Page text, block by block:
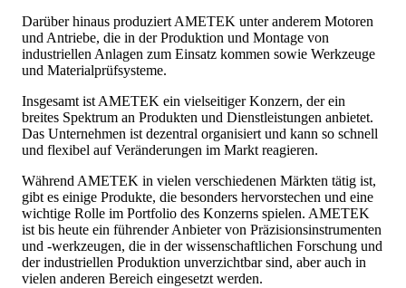
Darüber hinaus produziert AMETEK unter anderem Motoren
und Antriebe, die in der Produktion und Montage von
industriellen Anlagen zum Einsatz kommen sowie Werkzeuge
und Materialprüfsysteme.
Insgesamt ist AMETEK ein vielseitiger Konzern, der ein
breites Spektrum an Produkten und Dienstleistungen anbietet.
Das Unternehmen ist dezentral organisiert und kann so schnell
und flexibel auf Veränderungen im Markt reagieren.
Während AMETEK in vielen verschiedenen Märkten tätig ist,
gibt es einige Produkte, die besonders hervorstechen und eine
wichtige Rolle im Portfolio des Konzerns spielen. AMETEK
ist bis heute ein führender Anbieter von Präzisionsinstrumenten
und -werkzeugen, die in der wissenschaftlichen Forschung und
der industriellen Produktion unverzichtbar sind, aber auch in
vielen anderen Bereich eingesetzt werden.